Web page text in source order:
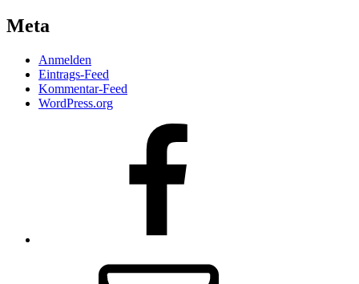
Meta
Anmelden
Eintrags-Feed
Kommentar-Feed
WordPress.org